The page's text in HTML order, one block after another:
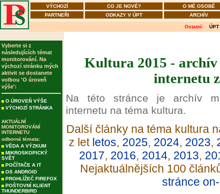
VÝCHOZÍ CO JE NOVÉ?
O MÉ OSOBĚ
PARTNEŘI
ODKAZY V ÚPT ARCHÍV
Ostatní: ÚPT
Vyberte si z
následujících témat
monitorování. Na
výchozí stránku mých
aktivit se dostanete
volbou 'O úroveň
výše':
O ÚROVEŇ VÝŠE
VÝCHOZÍ STRÁNKA
AKTUÁLNÍ
MONITOROVÁNÍ
INTERNETU
odborná témata:
VĚDA A VÝZKUM
MIKROSKOPICKÝ
SVĚT
POČÍTAČE A IT
OS ANDROID
PROHLÍŽEČ FIREFOX
POŠTOVNÍ KLIENT
THUNDERBIRD
Kultura 2015 - archív
internetu
Na této stránce je archív
internetu na téma kultura.
Další články na téma kultura
z let letos, 2025, 2024, 2023,
2017, 2016, 2014, 2013,
Nejaktuálnějších 100
stránce